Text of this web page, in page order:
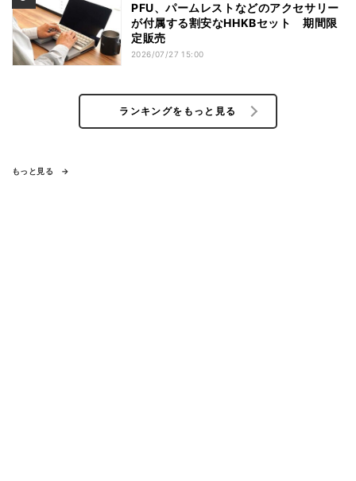
PFU、パームレストなどのアクセサリー
が付属する割安なHHKBセット 期間限
定販売
2026/07/27 15:00
ランキングをもっと見る
もっと見る